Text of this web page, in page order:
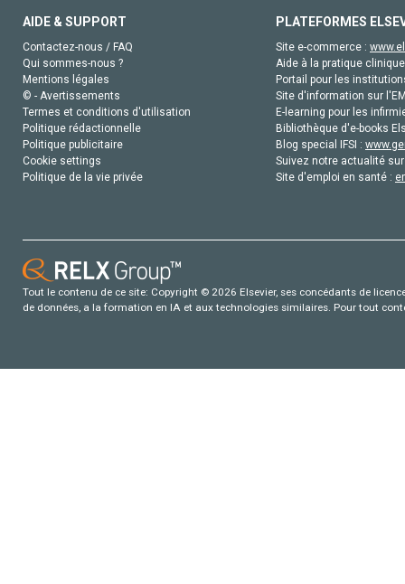
AIDE & SUPPORT
Contactez-nous / FAQ
Qui sommes-nous ?
Mentions légales
© - Avertissements
Termes et conditions d'utilisation
Politique rédactionnelle
Politique publicitaire
Cookie settings
Politique de la vie privée
PLATEFORMES
Site e-commerce :
Aide à la pratique
Portail pour les
Site d'information sur
E-learning pour les
Bibliothèque d'e-books
Blog special IFSI :
Suivez notre actualité
Site d'emploi en santé :
Tout le contenu de ce site: Copyright © 2026 Elsevier, ses concédants de
de données, a la formation en IA et aux technologies similaires. Pour tout